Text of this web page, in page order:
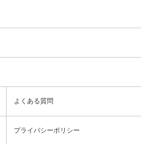
よくある質問
プライバシーポリシー